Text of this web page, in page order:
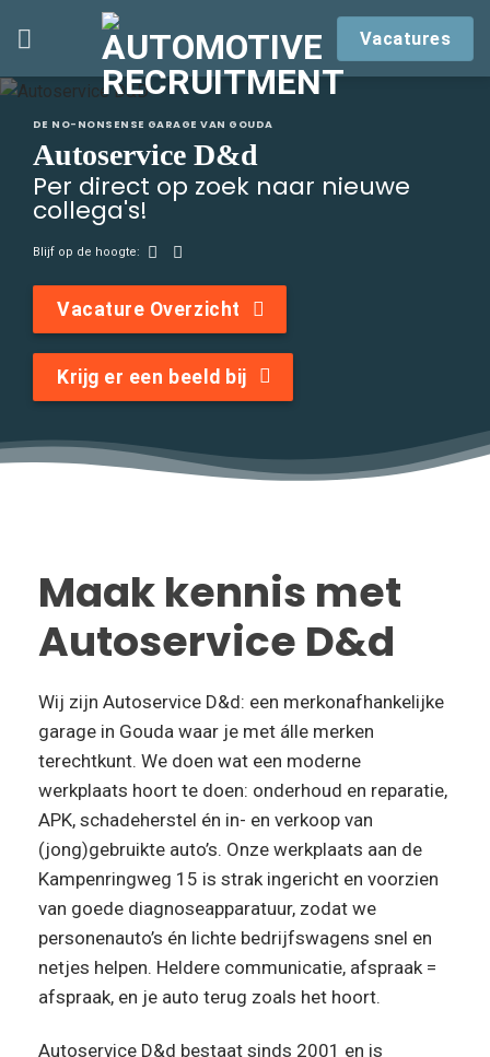
Vacatures
DE NO-NONSENSE GARAGE VAN GOUDA
Autoservice D&d
Per direct op zoek naar nieuwe
collega's!
Blijf op de hoogte:
Vacature Overzicht
Krijg er een beeld bij
Maak kennis met
Autoservice D&d
Wij zijn Autoservice D&d: een merkonafhankelijke
garage in Gouda waar je met álle merken
terechtkunt. We doen wat een moderne
werkplaats hoort te doen: onderhoud en reparatie,
APK, schadeherstel én in- en verkoop van
(jong)gebruikte auto’s. Onze werkplaats aan de
Kampenringweg 15 is strak ingericht en voorzien
van goede diagnoseapparatuur, zodat we
personenauto’s én lichte bedrijfswagens snel en
netjes helpen. Heldere communicatie, afspraak =
afspraak, en je auto terug zoals het hoort.
Autoservice D&d bestaat sinds 2001 en is